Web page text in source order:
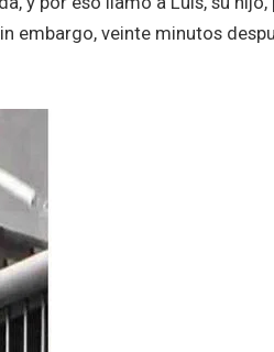
embargo, veinte minutos